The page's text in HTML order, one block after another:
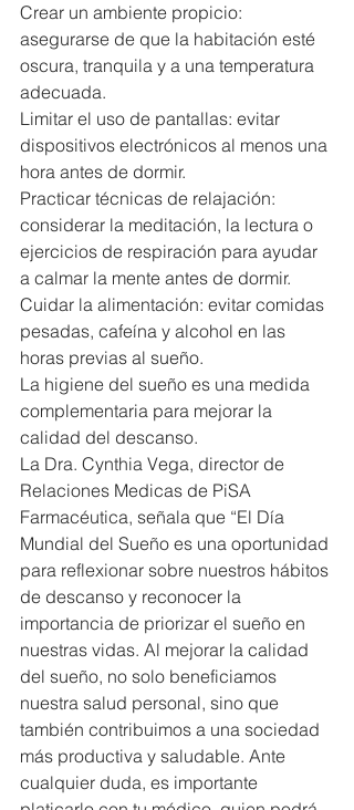
Crear un ambiente propicio:
asegurarse de que la habitación esté
oscura, tranquila y a una temperatura
adecuada.
Limitar el uso de pantallas: evitar
dispositivos electrónicos al menos una
hora antes de dormir.
Practicar técnicas de relajación:
considerar la meditación, la lectura o
ejercicios de respiración para ayudar
a calmar la mente antes de dormir.
Cuidar la alimentación: evitar comidas
pesadas, cafeína y alcohol en las
horas previas al sueño.
La higiene del sueño es una medida
complementaria para mejorar la
calidad del descanso.
La Dra. Cynthia Vega, director de
Relaciones Medicas de PiSA
Farmacéutica, señala que “El Día
Mundial del Sueño es una oportunidad
para reflexionar sobre nuestros hábitos
de descanso y reconocer la
importancia de priorizar el sueño en
nuestras vidas. Al mejorar la calidad
del sueño, no solo beneficiamos
nuestra salud personal, sino que
también contribuimos a una sociedad
más productiva y saludable. Ante
cualquier duda, es importante